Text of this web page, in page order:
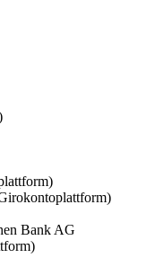
Bank AG